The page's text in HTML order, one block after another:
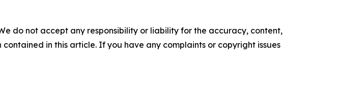
do not accept any responsibility or liability for the accuracy, content,
in this article. If you have any complaints or copyright issues